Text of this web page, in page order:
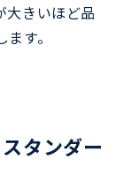
大きいほど品
す。
タンダー